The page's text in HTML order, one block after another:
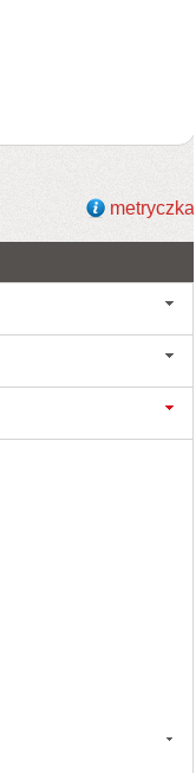
metryczka